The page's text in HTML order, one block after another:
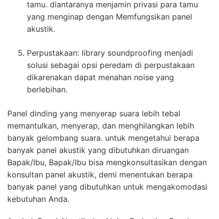
tamu. diantaranya menjamin privasi para tamu
yang menginap dengan Memfungsikan panel
akustik.
Perpustakaan: library soundproofing menjadi
solusi sebagai opsi peredam di perpustakaan
dikarenakan dapat menahan noise yang
berlebihan.
Panel dinding yang menyerap suara lebih tebal
memantulkan, menyerap, dan menghilangkan lebih
banyak gelombang suara. untuk mengetahui berapa
banyak panel akustik yang dibutuhkan diruangan
Bapak/Ibu, Bapak/Ibu bisa mengkonsultasikan dengan
konsultan panel akustik, demi menentukan berapa
banyak panel yang dibutuhkan untuk mengakomodasi
kebutuhan Anda.